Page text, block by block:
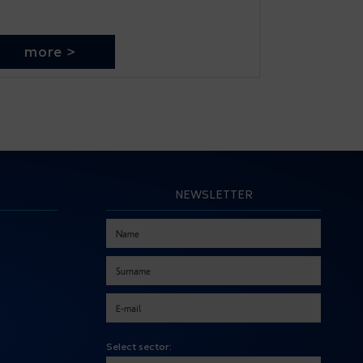
more >
NEWSLETTER
Select sector: